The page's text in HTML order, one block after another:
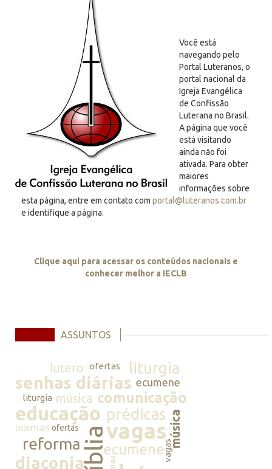
Você está
navegando pelo
Portal Luteranos, o
portal nacional da
Igreja Evangélica
de Confissão
Luterana no Brasil.
A página que você
está visitando
ainda não foi
ativada. Para obter
maiores
informações sobre
esta página, entre em contato com portal@luteranos.com.br
e identifique a página.
Clique aqui para acessar os conteúdos nacionais e
conhecer melhor a IECLB
ASSUNTOS
lutero ofertas liturgia
senhas diárias ecumene
liturgia música comunicação
educação prédicasmúsica
normas ofertasbíbliavagas
reforma
diaconia
ecumenevagas